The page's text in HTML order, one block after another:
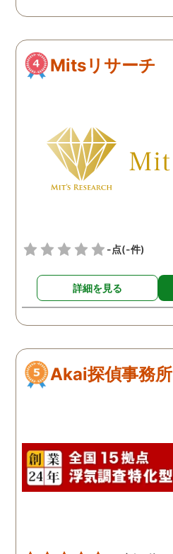
ッキリしました。裁判では
士と一緒に戦っていこうと
思います。探偵に支払った
ますから。」と言う探偵か
らの言葉には本当に励まさ
れました。これからも弁護
士同様にサポートをお願い
Mitsリサーチ
-点(-件)
詳細を見る
Akai探偵事務所